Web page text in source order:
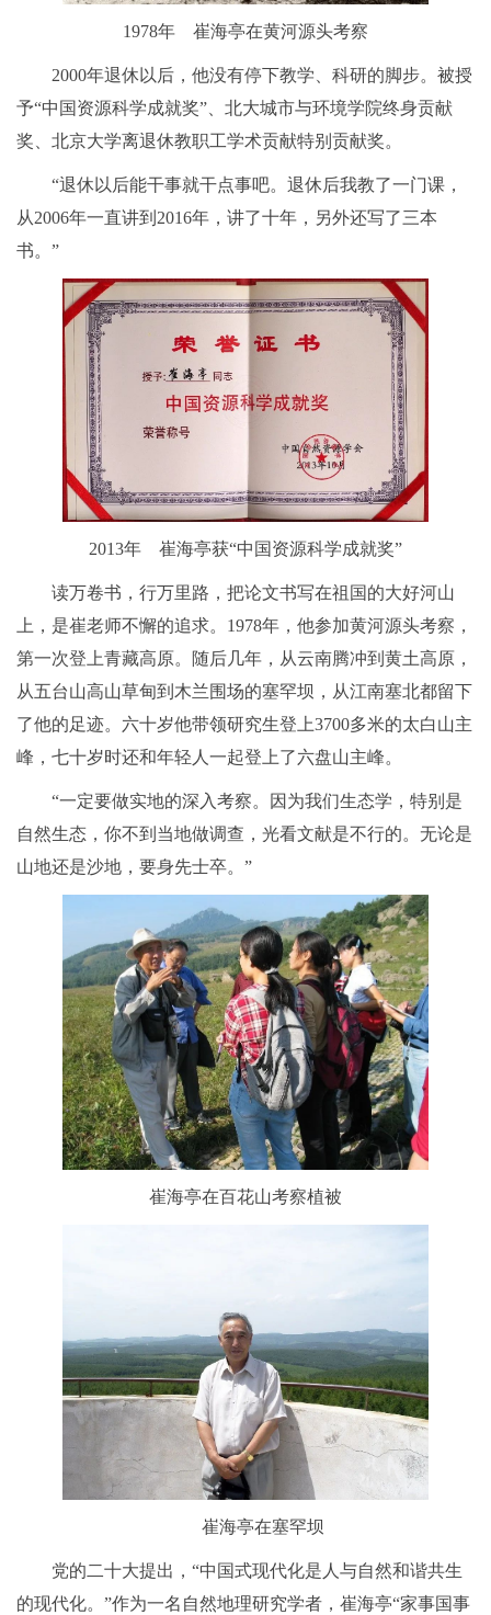
1978年 崔海亭在黄河源头考察
2000年退休以后，他没有停下教学、科研的脚步。被授
予“中国资源科学成就奖”、北大城市与环境学院终身贡献
奖、北京大学离退休教职工学术贡献特别贡献奖。
“退休以后能干事就干点事吧。退休后我教了一门课，
从2006年一直讲到2016年，讲了十年，另外还写了三本
书。”
2013年 崔海亭获“中国资源科学成就奖”
读万卷书，行万里路，把论文书写在祖国的大好河山
上，是崔老师不懈的追求。1978年，他参加黄河源头考察，
第一次登上青藏高原。随后几年，从云南腾冲到黄土高原，
从五台山高山草甸到木兰围场的塞罕坝，从江南塞北都留下
了他的足迹。六十岁他带领研究生登上3700多米的太白山主
峰，七十岁时还和年轻人一起登上了六盘山主峰。
“一定要做实地的深入考察。因为我们生态学，特别是
自然生态，你不到当地做调查，光看文献是不行的。无论是
山地还是沙地，要身先士卒。”
崔海亭在百花山考察植被
崔海亭在塞罕坝
党的二十大提出，“中国式现代化是人与自然和谐共生
的现代化。”作为一名自然地理研究学者，崔海亭“家事国事